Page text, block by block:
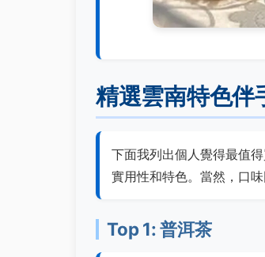
精選雲南特色伴
下面我列出個人覺得最值
實用性和特色。當然，口
Top 1: 普洱茶